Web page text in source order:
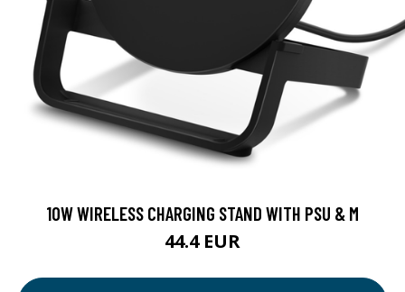
10W WIRELESS CHARGING STAND WITH PSU & M
44.4 EUR